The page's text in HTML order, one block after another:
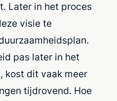
Later in het proces
visie te
pas later in het
kost dit vaak meer
tijdrovend. Hoe